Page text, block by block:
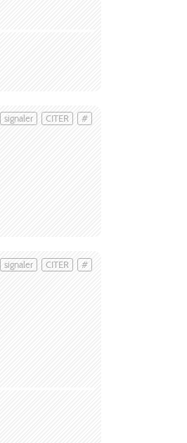
#
CITER
signaler
#
CITER
signaler